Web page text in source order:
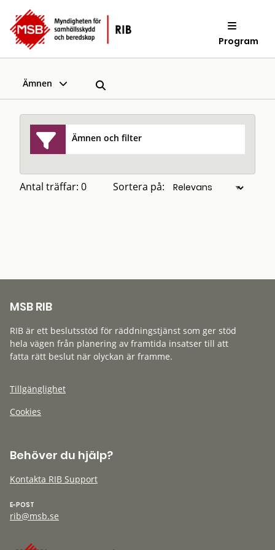
Program
Ämnen
Ämnen och filter
Antal träffar: 0 Sortera på:
MSB RIB
RIB är ett beslutsstöd för räddningstjänst som ger stöd
hela vägen från planering av framtida insatser till att
fatta rätt beslut när olyckan är framme.
Tillgänglighet
Cookies
Behöver du hjälp?
Kontakta RIB Support
E-POST
rib@msb.se